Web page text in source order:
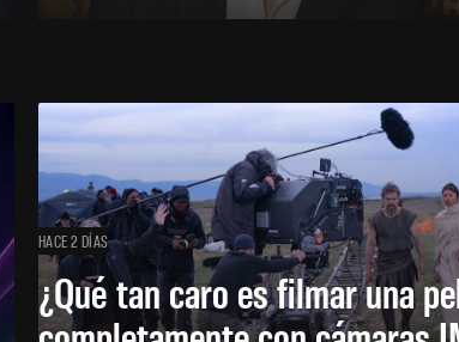
HACE 2 DÍAS
¿Qué tan caro es filmar una